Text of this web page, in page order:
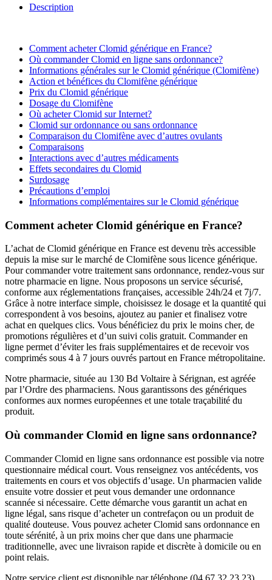
Description
Comment acheter Clomid générique en France?
Où commander Clomid en ligne sans ordonnance?
Informations générales sur le Clomid générique (Clomifène)
Action et bénéfices du Clomifène générique
Prix du Clomid générique
Dosage du Clomifène
Où acheter Clomid sur Internet?
Clomid sur ordonnance ou sans ordonnance
Comparaison du Clomifène avec d’autres ovulants
Comparaisons
Interactions avec d’autres médicaments
Effets secondaires du Clomid
Surdosage
Précautions d’emploi
Informations complémentaires sur le Clomid générique
Comment acheter Clomid générique en France?
L’achat de Clomid générique en France est devenu très accessible
depuis la mise sur le marché de Clomifène sous licence générique.
Pour commander votre traitement sans ordonnance, rendez-vous sur
notre pharmacie en ligne. Nous proposons un service sécurisé,
conforme aux réglementations françaises, accessible 24h/24 et 7j/7.
Grâce à notre interface simple, choisissez le dosage et la quantité qui
correspondent à vos besoins, ajoutez au panier et finalisez votre
achat en quelques clics. Vous bénéficiez du prix le moins cher, de
promotions régulières et d’un suivi colis gratuit. Commander en
ligne permet d’éviter les frais supplémentaires et de recevoir vos
comprimés sous 4 à 7 jours ouvrés partout en France métropolitaine.
Notre pharmacie, située au 130 Bd Voltaire à Sérignan, est agréée
par l’Ordre des pharmaciens. Nous garantissons des génériques
conformes aux normes européennes et une totale traçabilité du
produit.
Où commander Clomid en ligne sans ordonnance?
Commander Clomid en ligne sans ordonnance est possible via notre
questionnaire médical court. Vous renseignez vos antécédents, vos
traitements en cours et vos objectifs d’usage. Un pharmacien valide
ensuite votre dossier et peut vous demander une ordonnance
scannée si nécessaire. Cette démarche vous garantit un achat en
ligne légal, sans risque d’acheter un contrefaçon ou un produit de
qualité douteuse. Vous pouvez acheter Clomid sans ordonnance en
toute sérénité, à un prix moins cher que dans une pharmacie
traditionnelle, avec une livraison rapide et discrète à domicile ou en
point relais.
Notre service client est disponible par téléphone (04 67 32 23 23)